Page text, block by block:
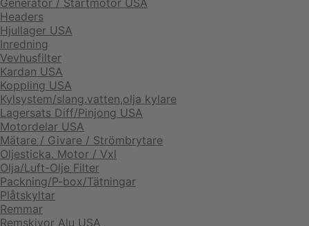
Generator / Startmotor USA
Headers
Hjullager USA
Inredning
Vevhusfilter
Kardan USA
Koppling USA
Kylsystem/slang.vatten,olja kylare
Lagersats Diff/Pinjong USA
Motordelar USA
Mätare / Givare / Strömbrytare
Oljesticka. Motor / Vxl
Olja/Luft-Olje Filter
Packning/P-box/Tätningar
Plåtskyltar
Remmar
Remskivor Alu USA